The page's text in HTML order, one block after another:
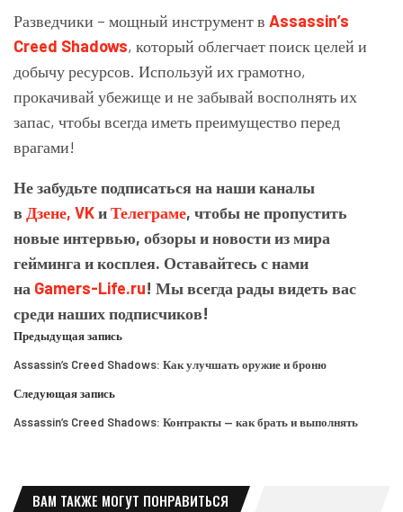
Разведчики – мощный инструмент в Assassin’s
Creed Shadows, который облегчает поиск целей и
добычу ресурсов. Используй их грамотно,
прокачивай убежище и не забывай восполнять их
запас, чтобы всегда иметь преимущество перед
врагами!
Не забудьте подписаться на наши каналы
в Дзене, VKиТелеграме, чтобы не пропустить
новые интервью, обзоры и новости из мира
гейминга и косплея. Оставайтесь с нами
на Gamers-Life.ru! Мы всегда рады видеть вас
среди наших подписчиков!
Предыдущая запись
Assassin’s Creed Shadows: Как улучшать оружие и броню
Следующая запись
Assassin’s Creed Shadows: Контракты — как брать и выполнять
ВАМ ТАКЖЕ МОГУТ ПОНРАВИТЬСЯ